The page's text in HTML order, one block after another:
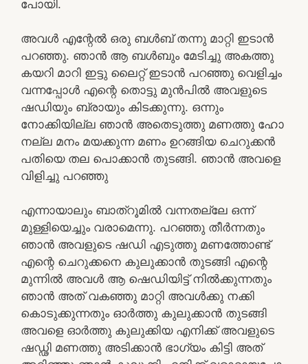
പോയി.
അവൾ എന്റേൽ ഒരു ബൾബ് തന്നു മാറ്റി ഇടാൻ
പറഞ്ഞു. ഞാൻ ആ ബൾബും മേടിച്ചു അകത്തു
കയറി മാറി ഇട്ടു ലൈറ്റ് ഇടാൻ പറഞ്ഞു വെളിച്ചം
വന്നപ്പോൾ എന്റെ തൊട്ടു മുൻപിൽ അവളുടെ
ഷഡിയും ബ്രായും കിടക്കുന്നു. ഒന്നും
നോക്കിയില്ല ഞാൻ അതെടുത്തു മണത്തു ഹോ
നല്ല മനം മയക്കുന്ന മണം ഉറങ്ങിയ ചെറുക്കൻ
പതിയെ തല പൊക്കാൻ തുടങ്ങി. ഞാൻ അവളെ
വിളിച്ചു പറഞ്ഞു
എന്നായാലും ബാത്‌റൂമിൽ വന്നതല്ലേ ഒന്ന്
മുള്ളിയെച്ചും വരാമെന്നു. പറഞ്ഞു തീർന്നതും
ഞാൻ അവളുടെ ഷഡി എടുത്തു മണത്തോണ്ട്
എന്റെ ചെറുക്കനെ കുലുക്കാൻ തുടങ്ങി എന്റെ
മുന്നിൽ അവൾ ആ ഷെഡിയിട്ട് നിൽക്കുന്നതും
ഞാൻ അത് വകഞ്ഞു മാറ്റി അവൾക്കു നക്കി
കൊടുക്കുന്നതും ഓർത്തു കുലുക്കാൻ തുടങ്ങി
അവളെ ഓർത്തു കുലുക്കിയ എനിക്ക് അവളുടെ
ഷഡ്ഢി മണത്തു അടിക്കാൻ ഭാഗ്യം കിട്ടി അത്